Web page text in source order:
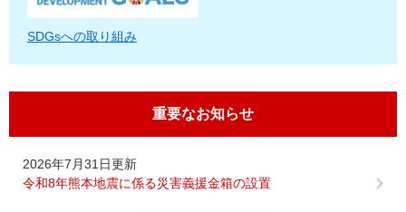
SDGsへの取り組み
重要なお知らせ
2026年7月31日更新
令和8年熊本地震に係る災害義援金箱の設置